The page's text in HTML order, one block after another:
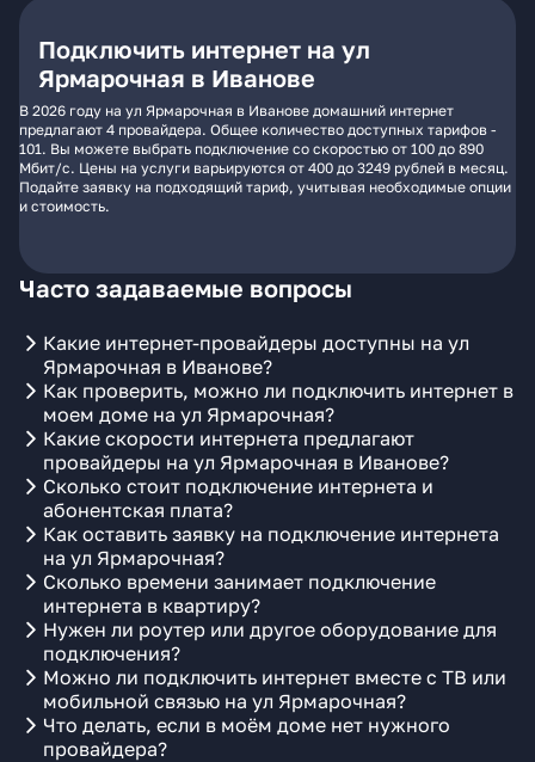
Подключить интернет на ул
Ярмарочная в Иванове
В 2026 году на ул Ярмарочная в Иванове домашний интернет
предлагают 4 провайдера. Общее количество доступных тарифов -
101. Вы можете выбрать подключение со скоростью от 100 до 890
Мбит/с. Цены на услуги варьируются от 400 до 3249 рублей в месяц.
Подайте заявку на подходящий тариф, учитывая необходимые опции
и стоимость.
Часто задаваемые вопросы
Какие интернет-провайдеры доступны на ул
Ярмарочная в Иванове?
Как проверить, можно ли подключить интернет в
моем доме на ул Ярмарочная?
Какие скорости интернета предлагают
провайдеры на ул Ярмарочная в Иванове?
Сколько стоит подключение интернета и
абонентская плата?
Как оставить заявку на подключение интернета
на ул Ярмарочная?
Сколько времени занимает подключение
интернета в квартиру?
Нужен ли роутер или другое оборудование для
подключения?
Можно ли подключить интернет вместе с ТВ или
мобильной связью на ул Ярмарочная?
Что делать, если в моём доме нет нужного
провайдера?